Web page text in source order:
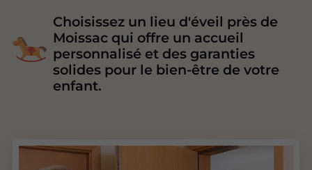
Choisissez un lieu d'éveil près de
Moissac qui offre un accueil
personnalisé et des garanties
solides pour le bien-être de votre
enfant.